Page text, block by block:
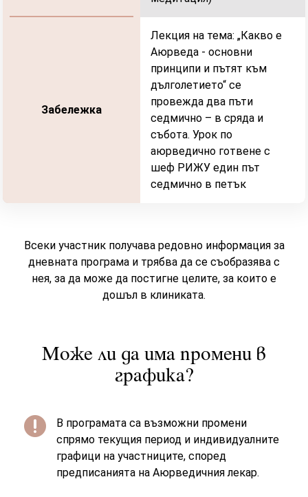
Забележка
Лекция на тема: „Какво е
Аюрведа - основни
принципи и пътят към
дълголетието“ се
провежда два пъти
седмично – в сряда и
събота. Урок по
аюрведично готвене с
шеф РИЖУ един път
седмично в петък
Всеки участник получава редовно информация за
дневната програма и трябва да се съобразява с
нея, за да може да постигне целите, за които е
дошъл в клиниката.
Може ли да има промени в
графика?

В програмата са възможни промени
спрямо текущия период и индивидуалните
графици на участниците, според
предписанията на Аюрведичния лекар.